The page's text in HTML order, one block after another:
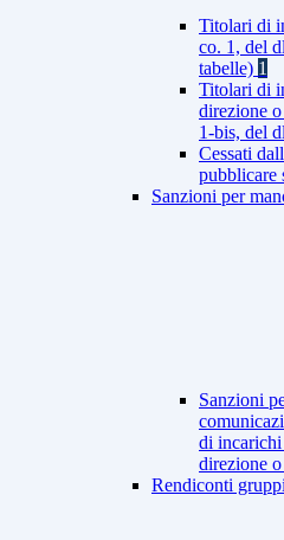
Titolari di
co. 1, del
tabelle) 1
Titolari di
direzione
1-bis, del
Cessati
pubblicare
Sanzioni per
Sanzioni
di
direzione
Rendiconti